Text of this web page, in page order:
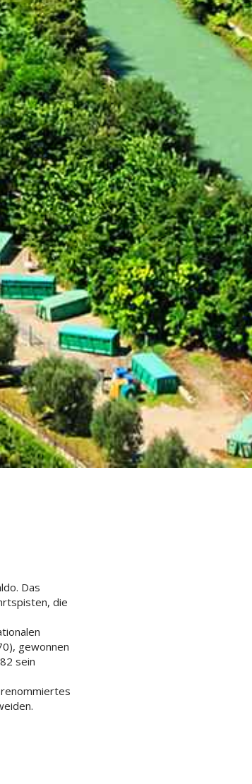
Das
die
gewonnen
sein